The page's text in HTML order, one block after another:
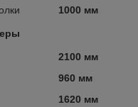
1000 мм
2100 мм
960 мм
1620 мм